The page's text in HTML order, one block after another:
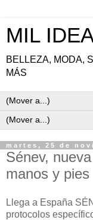
MIL
BELLEZA, MODA,
MÁS
martes, 25 de
Sénev,
manos y pies
Llega a España
protocolos